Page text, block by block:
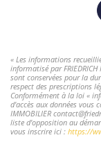
« Les informations
informatisé par
sont conservées pour la
respect des prescriptions
Conformément à la loi «
d'accès aux données vous
IMMOBILIER
liste d'opposition au
vous inscrire ici : https://